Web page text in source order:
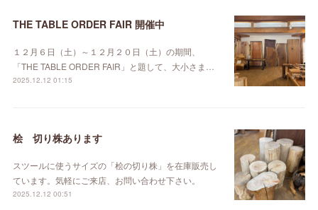
THE TABLE ORDER FAIR 開催中
１２月６日（土）～１２月２０日（土）の期間、
「THE TABLE ORDER FAIR」と題して、大小さま…
2025.12.12 01:15
桧 切り株あります
スツールに使うサイズの「桧の切り株」を在庫販売し
ています。気軽にご来店、お問い合わせ下さい。
2025.12.12 00:51